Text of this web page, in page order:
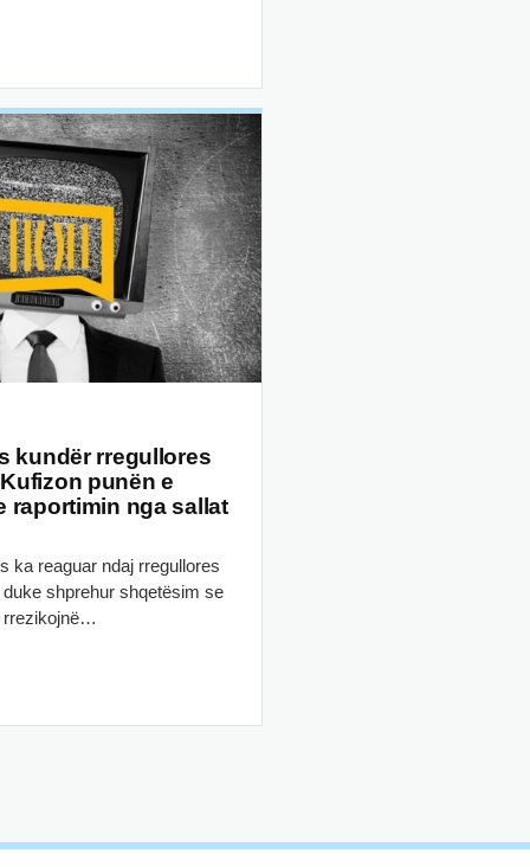
kundër rregullores
punën e
raportimin nga sallat
ka reaguar ndaj rregullores
shprehur shqetësim se
rrezikojnë…